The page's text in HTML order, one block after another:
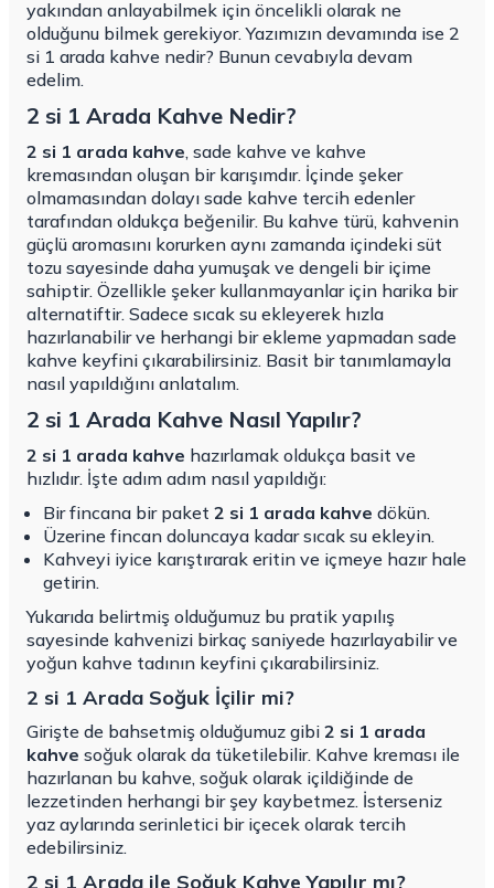
yakından anlayabilmek için öncelikli olarak ne
olduğunu bilmek gerekiyor. Yazımızın devamında ise 2
si 1 arada kahve nedir? Bunun cevabıyla devam
edelim.
2 si 1 Arada Kahve Nedir?
2 si 1 arada kahve, sade kahve ve kahve
kremasından oluşan bir karışımdır. İçinde şeker
olmamasından dolayı sade kahve tercih edenler
tarafından oldukça beğenilir. Bu kahve türü, kahvenin
güçlü aromasını korurken aynı zamanda içindeki süt
tozu sayesinde daha yumuşak ve dengeli bir içime
sahiptir. Özellikle şeker kullanmayanlar için harika bir
alternatiftir. Sadece sıcak su ekleyerek hızla
hazırlanabilir ve herhangi bir ekleme yapmadan sade
kahve keyfini çıkarabilirsiniz. Basit bir tanımlamayla
nasıl yapıldığını anlatalım.
2 si 1 Arada Kahve Nasıl Yapılır?
2 si 1 arada kahve hazırlamak oldukça basit ve
hızlıdır. İşte adım adım nasıl yapıldığı:
Bir fincana bir paket 2 si 1 arada kahve dökün.
Üzerine fincan doluncaya kadar sıcak su ekleyin.
Kahveyi iyice karıştırarak eritin ve içmeye hazır hale
getirin.
Yukarıda belirtmiş olduğumuz bu pratik yapılış
sayesinde kahvenizi birkaç saniyede hazırlayabilir ve
yoğun kahve tadının keyfini çıkarabilirsiniz.
2 si 1 Arada Soğuk İçilir mi?
Girişte de bahsetmiş olduğumuz gibi 2 si 1 arada
kahve soğuk olarak da tüketilebilir. Kahve kreması ile
hazırlanan bu kahve, soğuk olarak içildiğinde de
lezzetinden herhangi bir şey kaybetmez. İsterseniz
yaz aylarında serinletici bir içecek olarak tercih
edebilirsiniz.
2 si 1 Arada ile Soğuk Kahve Yapılır mı?